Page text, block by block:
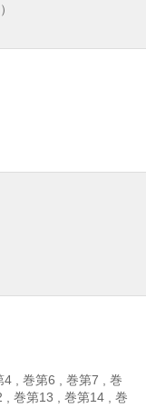
, 巻第6 , 巻第7 , 巻
, 巻第13 , 巻第14 , 巻